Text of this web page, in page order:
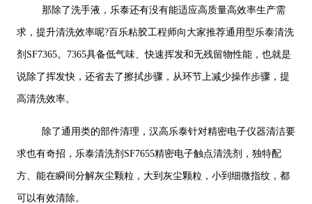
那除了洗手液，乐泰还有没有能适应高质量高效率生产需
求，提升清洗效率呢?百乐粘胶工程师向大家推荐通用型乐泰清洗
剂SF7365。7365具备低气味、快速挥发和无残留物性能，也就是
说除了挥发快，还省去了擦拭步骤，从环节上减少操作步骤，提
高清洗效率。
除了通用类的部件清理，汉高乐泰针对精密电子仪器清洁要
求也有奇招，乐泰清洗剂SF7655精密电子触点清洗剂，独特配
方、能在瞬间分解灰尘颗粒，大到灰尘颗粒，小到细微指纹，都
可以有效清除。